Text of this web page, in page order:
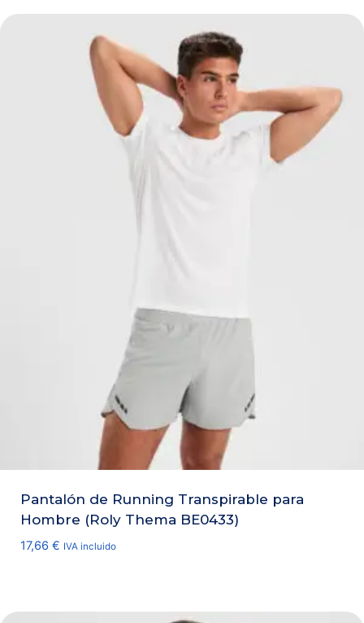
hasta
19,31 €
Pantalón de Running Transpirable para
Hombre (Roly Thema BE0433)
17,66 € IVA incluido